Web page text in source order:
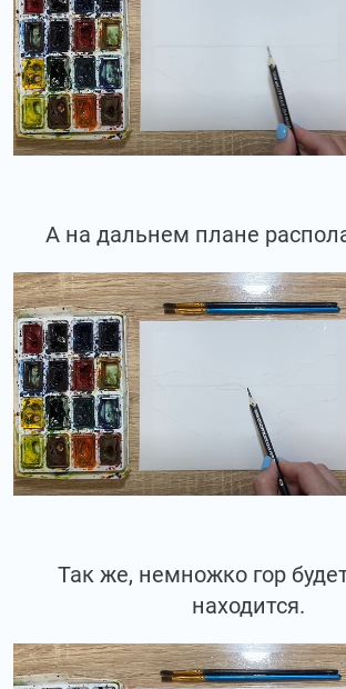
А на дальнем плане
Так же, немножко гор
находится.